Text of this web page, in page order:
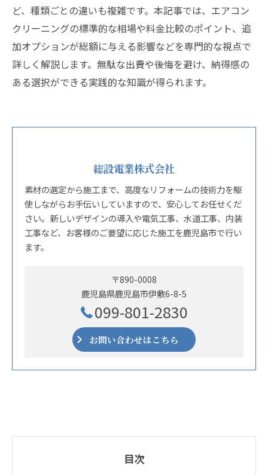
ど、種類ごとの違いも複雑です。本記事では、エアコン
クリーニングの標準的な相場や料金比較のポイント、追
加オプションが総額に与える影響などを専門的な視点で
詳しく解説します。無駄な出費や後悔を避け、納得感の
ある選択ができる実践的な知識が得られます。
総設電業株式会社
素材の選定から施工まで、高度なリフォームの技術力を駆
使しながらお手伝いしていますので、安心してお任せくだ
さい。新しいデザインの導入や電気工事、水道工事、内装
工事など、お客様のご要望に応じた施工を鹿児島市で行い
ます。
〒890-0008
鹿児島県鹿児島市伊敷6-8-5
099-801-2830
お問い合わせはこちら
目次